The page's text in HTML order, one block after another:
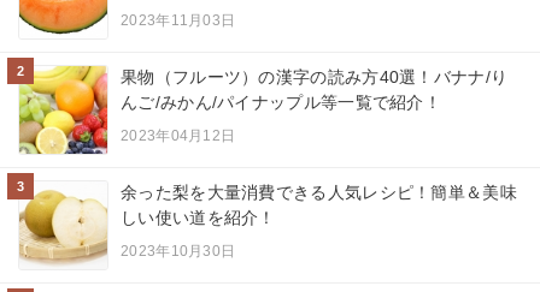
2023年11月03日
2
果物（フルーツ）の漢字の読み方40選！バナナ/り
んご/みかん/パイナップル等一覧で紹介！
2023年04月12日
3
余った梨を大量消費できる人気レシピ！簡単＆美味
しい使い道を紹介！
2023年10月30日